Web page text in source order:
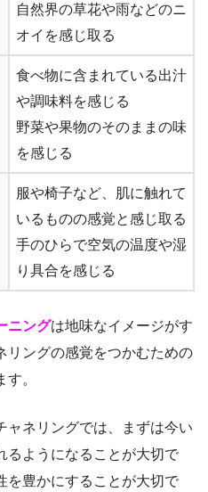
自然界の草花や雨などのニ
オイを感じ取る
食べ物に含まれている出汁
や調味料を感じる
野菜や果物のそのままの味
を感じる
服や椅子など、肌に触れて
いるものの感覚と感じ取る
手のひらで空気の温度や湿
り具合を感じる
ニングは地味なイメージがす
リングの感覚をつかむための
。
ャネリングでは、まずは今い
るようになることが大切で
を豊かにすることが大切で